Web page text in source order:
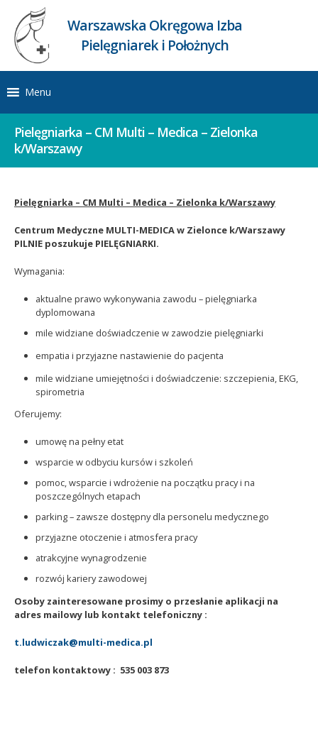
Warszawska Okręgowa Izba
Pielęgniarek i Położnych
Menu
Pielęgniarka – CM Multi – Medica – Zielonka
k/Warszawy
Pielęgniarka – CM Multi – Medica – Zielonka k/Warszawy
Centrum Medyczne MULTI-MEDICA w Zielonce k/Warszawy
PILNIE poszukuje PIELĘGNIARKI.
Wymagania:
aktualne prawo wykonywania zawodu – pielęgniarka
dyplomowana
mile widziane doświadczenie w zawodzie pielęgniarki
empatia i przyjazne nastawienie do pacjenta
mile widziane umiejętności i doświadczenie: szczepienia, EKG,
spirometria
Oferujemy:
umowę na pełny etat
wsparcie w odbyciu kursów i szkoleń
pomoc, wsparcie i wdrożenie na początku pracy i na
poszczególnych etapach
parking – zawsze dostępny dla personelu medycznego
przyjazne otoczenie i atmosfera pracy
atrakcyjne wynagrodzenie
rozwój kariery zawodowej
Osoby zainteresowane prosimy o przesłanie aplikacji na
adres mailowy lub kontakt telefoniczny :
t.ludwiczak@multi-medica.pl
telefon kontaktowy : 535 003 873